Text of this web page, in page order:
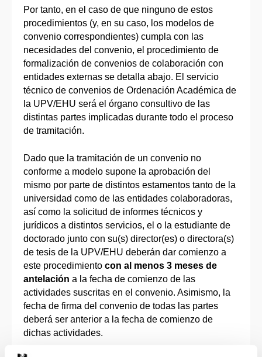
Por tanto, en el caso de que ninguno de estos
procedimientos (y, en su caso, los modelos de
convenio correspondientes) cumpla con las
necesidades del convenio, el procedimiento de
formalización de convenios de colaboración con
entidades externas se detalla abajo. El servicio
técnico de convenios de Ordenación Académica de
la UPV/EHU será el órgano consultivo de las
distintas partes implicadas durante todo el proceso
de tramitación.
Dado que la tramitación de un convenio no
conforme a modelo supone la aprobación del
mismo por parte de distintos estamentos tanto de la
universidad como de las entidades colaboradoras,
así como la solicitud de informes técnicos y
jurídicos a distintos servicios, el o la estudiante de
doctorado junto con su(s) director(es) o directora(s)
de tesis de la UPV/EHU deberán dar comienzo a
este procedimiento con al menos 3 meses de
antelación a la fecha de comienzo de las
actividades suscritas en el convenio. Asimismo, la
fecha de firma del convenio de todas las partes
deberá ser anterior a la fecha de comienzo de
dichas actividades.